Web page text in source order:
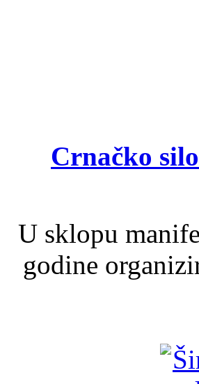
Crnačko
U sklopu
godine